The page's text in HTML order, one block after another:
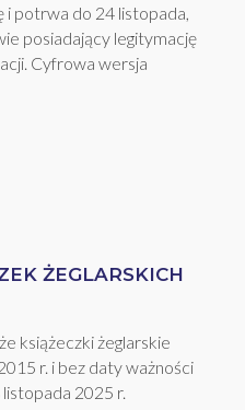
i potrwa do 24 listopada,
posiadający legitymację
Cyfrowa wersja
ŻEGLARSKICH
książeczki żeglarskie
r. i bez daty ważności
2025 r.